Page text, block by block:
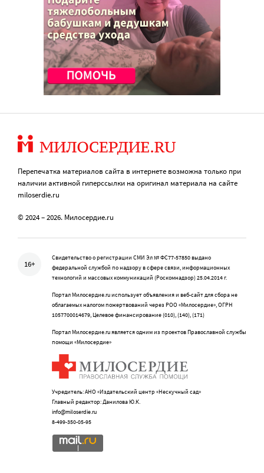
Перепечатка материалов сайта в интернете возможна только при
наличии активной гиперссылки на оригинал материала на сайте
miloserdie.ru
© 2024 – 2026. Милосердие.ru
16+
Свидетельство о регистрации СМИ Эл № ФС77-57850 выдано
федеральной службой по надзору в сфере связи, информационных
технологий и массовых коммуникаций (Роскомнадзор) 25.04.2014 г.
Портал Милосердие.ru использует объявления и веб-сайт для сбора не
облагаемых налогом пожертвований через РОО «Милосердие», ОГРН
1057700014679, Целевое финансирование (010), (140), (171)
Портал Милосердие.ru является одним из проектов Православной службы
помощи «Милосердие»
Учредитель: АНО «Издательский центр «Нескучный сад»
Главный редактор: Данилова Ю.К.
info@miloserdie.ru
8-499-350-05-95